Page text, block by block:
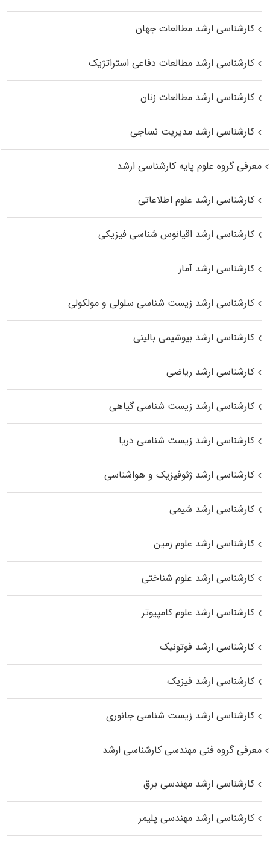
کارشناسی ارشد مطالعات جهان
کارشناسی ارشد مطالعات دفاعی استراتژیک
کارشناسی ارشد مطالعات زنان
کارشناسی ارشد مدیریت نساجی
معرفی گروه علوم پایه کارشناسی ارشد
کارشناسی ارشد علوم اطلاعاتی
کارشناسی ارشد اقیانوس‌ شناسی فیزیکی
کارشناسی ارشد آمار
کارشناسی ارشد زیست شناسی سلولی و مولکولی
کارشناسی ارشد بیوشیمی بالینی
کارشناسی ارشد ریاضی
کارشناسی ارشد زیست‌ شناسی گیاهی
کارشناسی ارشد زیست‌ شناسی دریا
کارشناسی ارشد ژئوفیزیک و هواشناسی
کارشناسی ارشد شیمی
کارشناسی ارشد علوم زمین
کارشناسی ارشد علوم شناختی
کارشناسی ارشد علوم کامپیوتر
کارشناسی ارشد فوتونیک
کارشناسی ارشد فیزیک
کارشناسی ارشد زیست‌ شناسی جانوری
معرفی گروه فنی مهندسی کارشناسی ارشد
کارشناسی ارشد مهندسی برق
کارشناسی ارشد مهندسی پلیمر